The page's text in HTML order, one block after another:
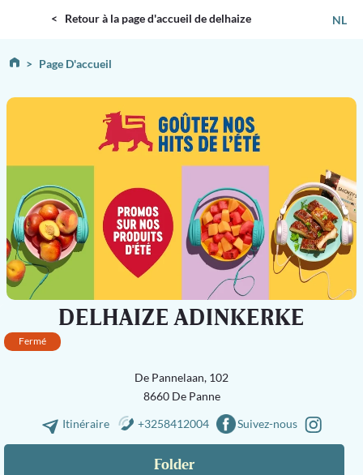
< Retour à la page d'accueil de delhaize NL
Page D'accueil
DELHAIZE ADINKERKE
Fermé
De Pannelaan, 102
8660 De Panne
Itinéraire
+3258412004 Suivez-nous
Folder